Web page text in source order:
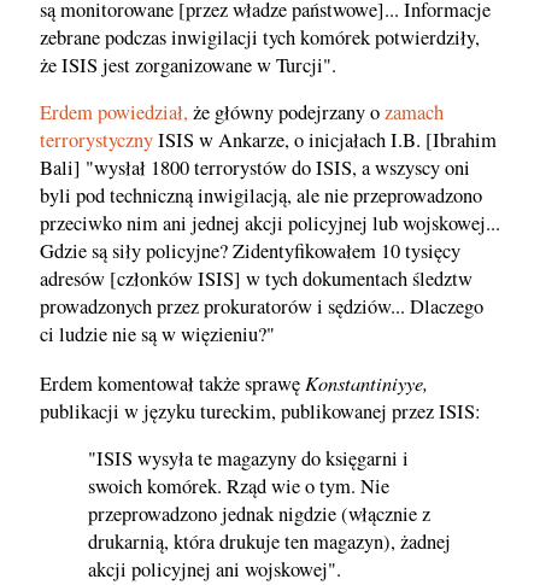
są monitorowane [przez władze państwowe]... Informacje
zebrane podczas inwigilacji tych komórek potwierdziły,
że ISIS jest zorganizowane w Turcji".
Erdem powiedział, że główny podejrzany ozamach
terrorystycznyISIS w Ankarze, o inicjałach I.B. [Ibrahim
Bali] "wysłał 1800 terrorystów do ISIS, a wszyscy oni
byli pod techniczną inwigilacją, ale nie przeprowadzono
przeciwko nim ani jednej akcji policyjnej lub wojskowej...
Gdzie są siły policyjne? Zidentyfikowałem 10 tysięcy
adresów [członków ISIS] w tych dokumentach śledztw
prowadzonych przez prokuratorów i sędziów... Dlaczego
ci ludzie nie są w więzieniu?"
Erdem komentował także sprawę Konstantiniyye,
publikacji w języku tureckim, publikowanej przez ISIS:
"ISIS wysyła te magazyny do księgarni i
swoich komórek. Rząd wie o tym. Nie
przeprowadzono jednak nigdzie (włącznie z
drukarnią, która drukuje ten magazyn), żadnej
akcji policyjnej ani wojskowej".